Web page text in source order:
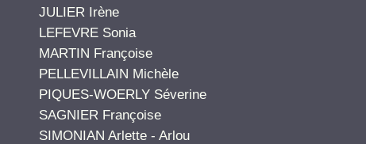
JULIER Irène
LEFEVRE Sonia
MARTIN Françoise
PELLEVILLAIN Michèle
PIQUES-WOERLY Séverine
SAGNIER Françoise
SIMONIAN Arlette - Arlou